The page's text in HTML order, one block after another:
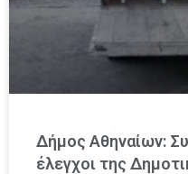
Δήμος Αθηναίων:
έλεγχοι της